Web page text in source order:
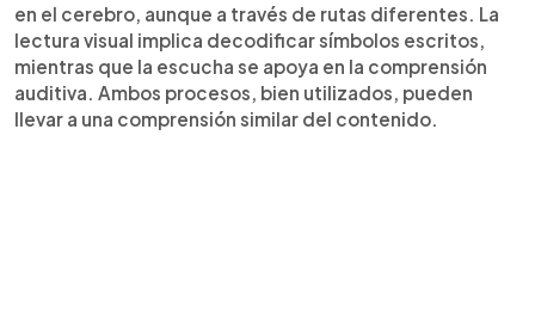
en el cerebro, aunque a través de rutas diferentes. La
lectura visual implica decodificar símbolos escritos,
mientras que la escucha se apoya en la comprensión
auditiva. Ambos procesos, bien utilizados, pueden
llevar a una comprensión similar del contenido.